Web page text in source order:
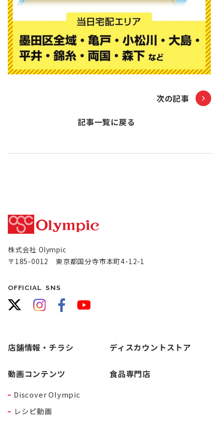
記事一覧に戻る
次の記事
株式会社 Olympic
〒185-0012 東京都国分寺市本町4-12-1
OFFICIAL SNS
店舗情報・チラシ
動画コンテンツ
Discover Olympic
レシピ動画
ディスカウントストア
食品専門店